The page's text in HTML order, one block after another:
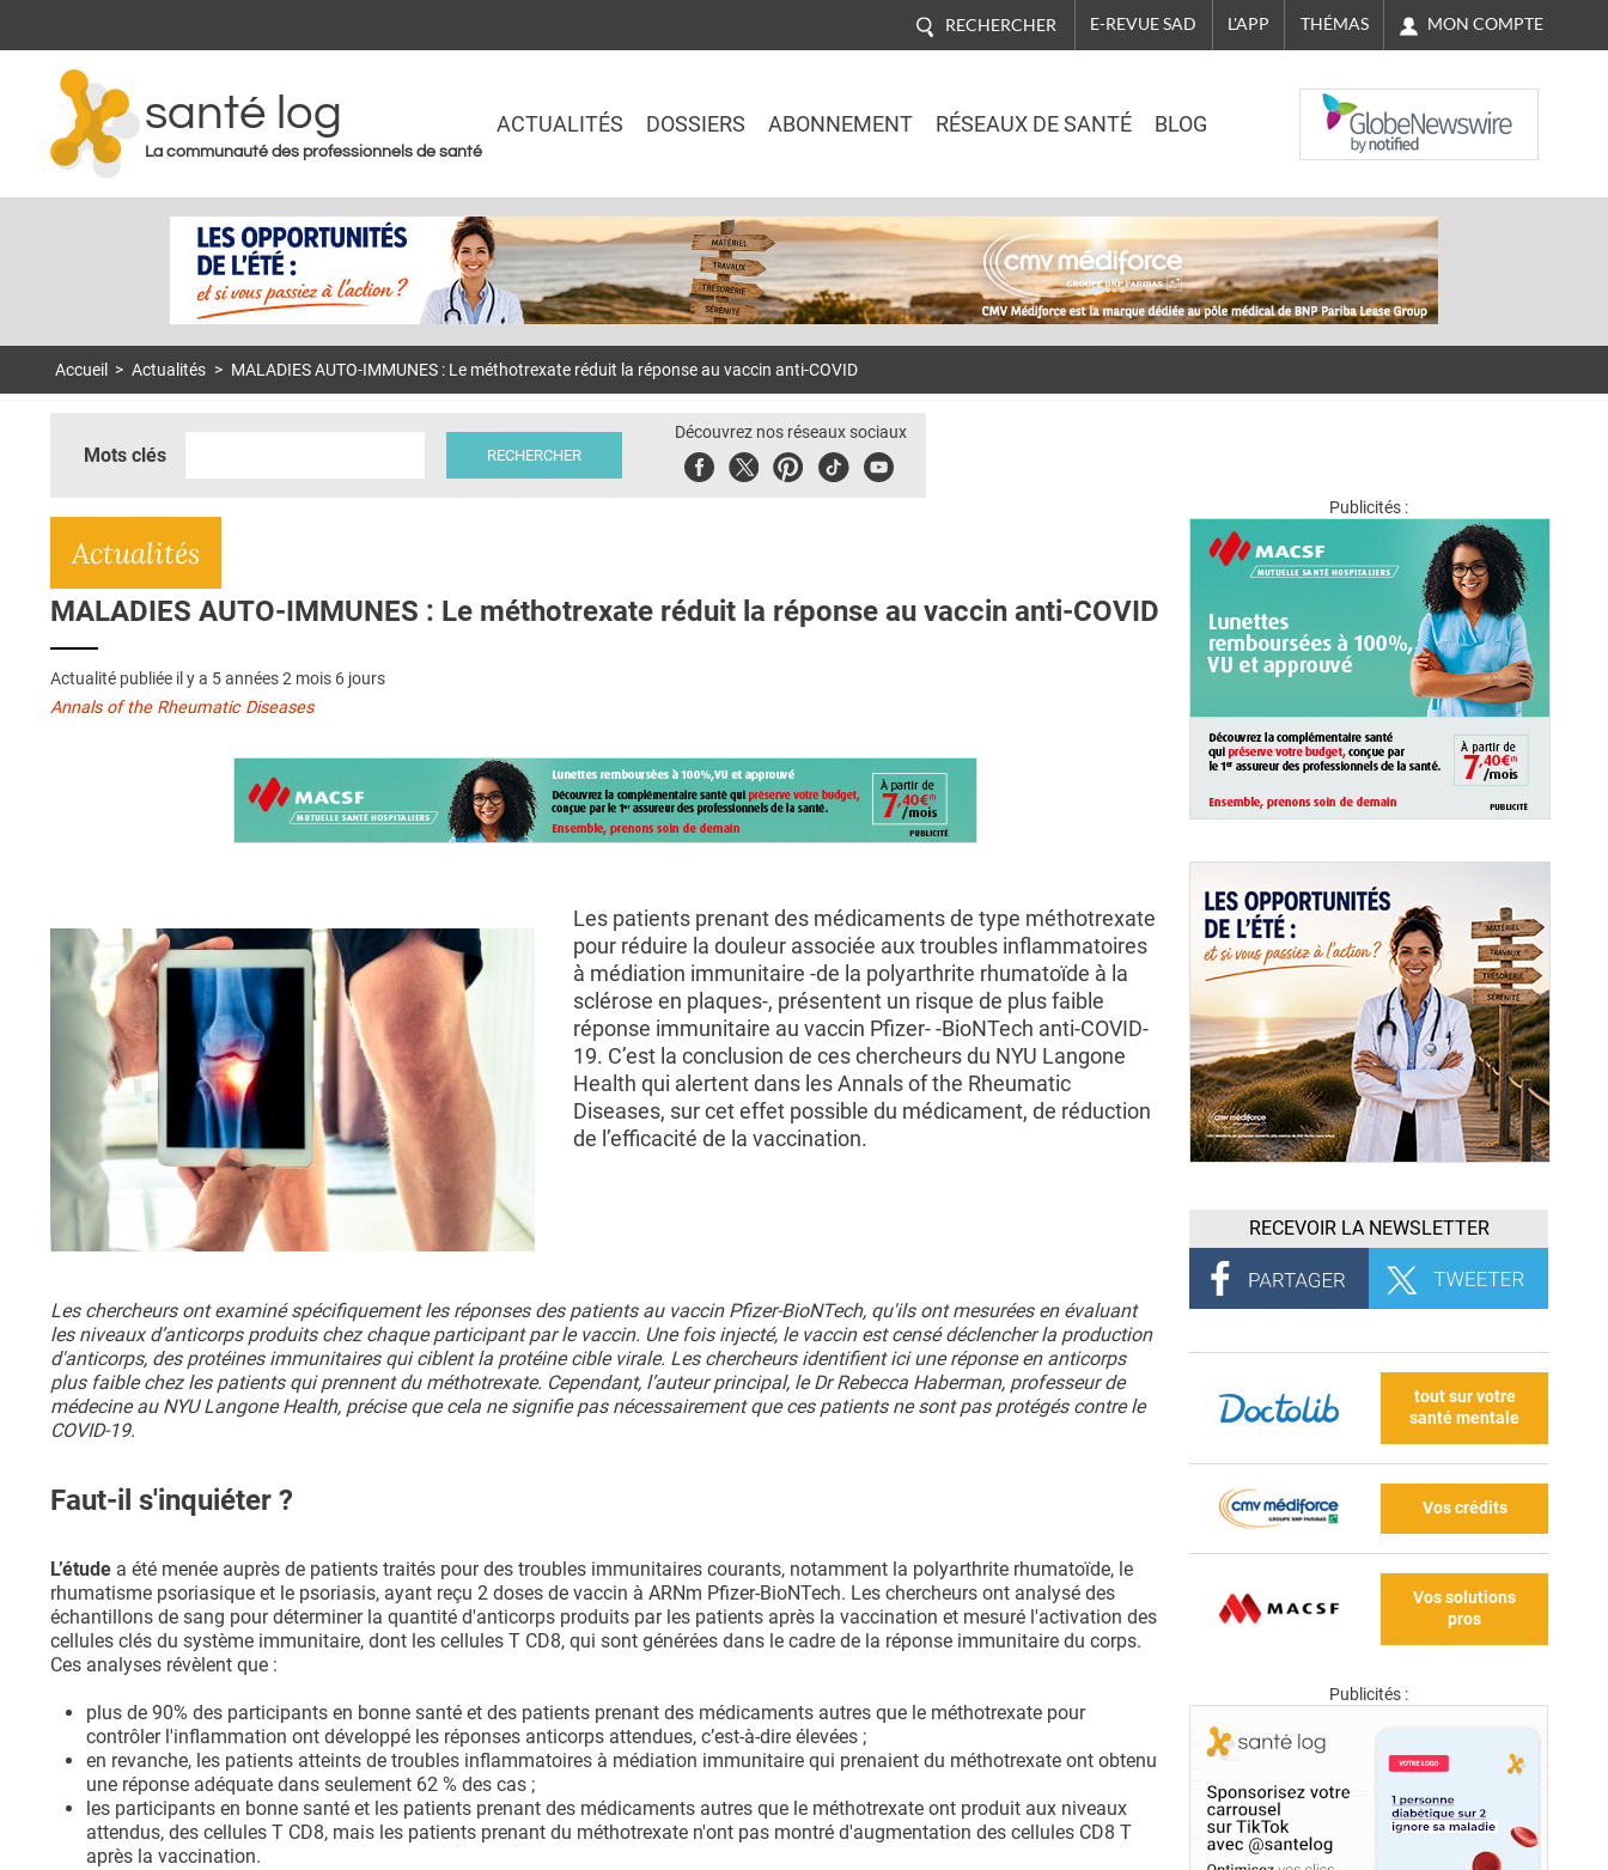
RECHERCHER E-REVUE SAD L'APP THÉMAS MON COMPTE
santé log
La communauté des professionnels de santé
ACTUALITÉS DOSSIERS ABONNEMENT RÉSEAUX DE SANTÉ BLOG
NASDAQ
Accueil > Actualités > MALADIES AUTO-IMMUNES : Le méthotrexate réduit la réponse au vaccin anti-COVID
Mots clés
Découvrez nos réseaux sociaux
FacebookTwitterPinterest
TiktokYoubute
Actualités
MALADIES AUTO-IMMUNES : Le méthotrexate réduit la réponse au vaccin anti-COVID
Actualité publiée il y a 5 années 2 mois 6 jours
Annals of the Rheumatic Diseases
Les patients prenant des médicaments de type méthotrexate
pour réduire la douleur associée aux troubles inflammatoires
à médiation immunitaire -de la polyarthrite rhumatoïde à la
sclérose en plaques-, présentent un risque de plus faible
réponse immunitaire au vaccin Pfizer- -BioNTech anti-COVID-
19. C’est la conclusion de ces chercheurs du NYU Langone
Health qui alertent dans les Annals of the Rheumatic
Diseases, sur cet effet possible du médicament, de réduction
de l’efficacité de la vaccination.
Les chercheurs ont examiné spécifiquement les réponses des patients au vaccin Pfizer-BioNTech, qu'ils ont mesurées en évaluant
les niveaux d’anticorps produits chez chaque participant par le vaccin. Une fois injecté, le vaccin est censé déclencher la production
d'anticorps, des protéines immunitaires qui ciblent la protéine cible virale. Les chercheurs identifient ici une réponse en anticorps
plus faible chez les patients qui prennent du méthotrexate. Cependant, l’auteur principal, le Dr Rebecca Haberman, professeur de
médecine au NYU Langone Health, précise que cela ne signifie pas nécessairement que ces patients ne sont pas protégés contre le
COVID-19.
Faut-il s'inquiéter ?
L’étude a été menée auprès de patients traités pour des troubles immunitaires courants, notamment la polyarthrite rhumatoïde, le
rhumatisme psoriasique et le psoriasis, ayant reçu 2 doses de vaccin à ARNm Pfizer-BioNTech. Les chercheurs ont analysé des
échantillons de sang pour déterminer la quantité d'anticorps produits par les patients après la vaccination et mesuré l'activation des
cellules clés du système immunitaire, dont les cellules T CD8, qui sont générées dans le cadre de la réponse immunitaire du corps.
Ces analyses révèlent que :
plus de 90% des participants en bonne santé et des patients prenant des médicaments autres que le méthotrexate pour
contrôler l'inflammation ont développé les réponses anticorps attendues, c’est-à-dire élevées ;
en revanche, les patients atteints de troubles inflammatoires à médiation immunitaire qui prenaient du méthotrexate ont obtenu
une réponse adéquate dans seulement 62 % des cas ;
les participants en bonne santé et les patients prenant des médicaments autres que le méthotrexate ont produit aux niveaux
attendus, des cellules T CD8, mais les patients prenant du méthotrexate n'ont pas montré d'augmentation des cellules CD8 T
après la vaccination.
Publicités :
RECEVOIR LA NEWSLETTER
tout sur votre
santé mentale
Vos crédits
Vos solutions
pros
Publicités :